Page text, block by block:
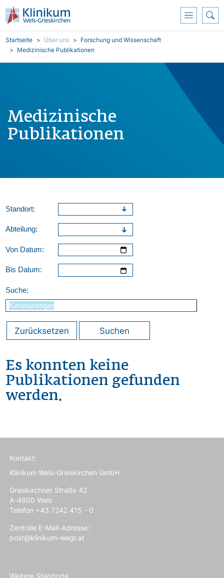
Direkt zum Inhalt
Pfadnavigation
Startseite Über uns
Forschung und Wissenschaft
Medizinische Publikationen
Medizinische
Publikationen
Standort:
Abteilung:
Von Datum:
Bis Datum:
Suche:
Zurücksetzen Suchen
Es konnten keine
Publikationen gefunden
werden.
Kontakt:
Klinikum Wels-Grieskirchen GmbH
Grieskirchner Straße 42
A-4600 Wels
Telefon +43 7242 415 - 0
Zentrale E-Mail-Adresse:
post@klinikum-wegr.at
Weitere Standorte